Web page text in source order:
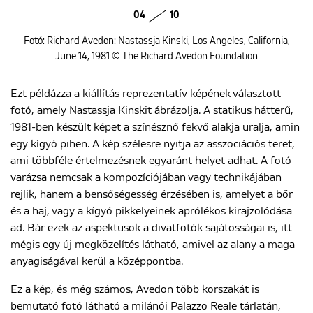
04 10
Fotó: Richard Avedon: Nastassja Kinski, Los Angeles, California,
June 14, 1981 © The Richard Avedon Foundation
Ezt példázza a kiállítás reprezentatív képének választott
fotó, amely Nastassja Kinskit ábrázolja. A statikus hátterű,
1981-ben készült képet a színésznő fekvő alakja uralja, amin
egy kígyó pihen. A kép szélesre nyitja az asszociációs teret,
ami többféle értelmezésnek egyaránt helyet adhat. A fotó
varázsa nemcsak a kompozíciójában vagy technikájában
rejlik, hanem a bensőségesség érzésében is, amelyet a bőr
és a haj, vagy a kígyó pikkelyeinek aprólékos kirajzolódása
ad. Bár ezek az aspektusok a divatfotók sajátosságai is, itt
mégis egy új megközelítés látható, amivel az alany a maga
anyagiságával kerül a középpontba.
Ez a kép, és még számos, Avedon több korszakát is
bemutató fotó látható a milánói Palazzo Reale tárlatán,